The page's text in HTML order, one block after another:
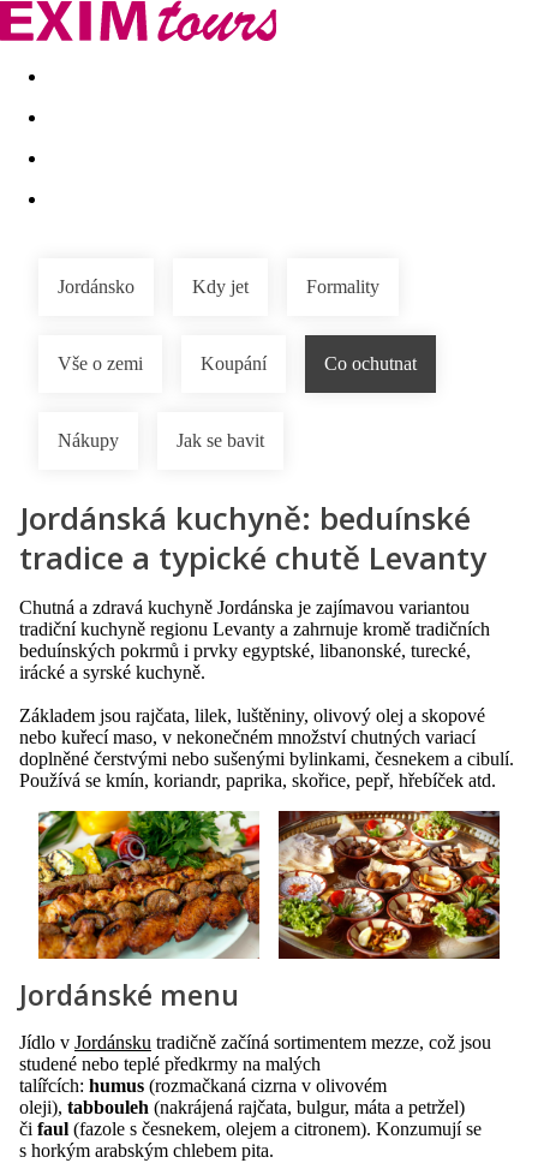
Akční nabídky Last minute
Jordánsko Kdy jet Formality
Vše o zemi Koupání Co ochutnat
Nákupy Jak se bavit
Jordánská kuchyně: beduínské
tradice a typické chutě Levanty
Chutná a zdravá kuchyně Jordánska je zajímavou variantou
tradiční kuchyně regionu Levanty a zahrnuje kromě tradičních
beduínských pokrmů i prvky egyptské, libanonské, turecké,
irácké a syrské kuchyně.
Základem jsou rajčata, lilek, luštěniny, olivový olej a skopové
nebo kuřecí maso, v nekonečném množství chutných variací
doplněné čerstvými nebo sušenými bylinkami, česnekem a cibulí.
Používá se kmín, koriandr, paprika, skořice, pepř, hřebíček atd.
Jordánské menu
Jídlo v Jordánsku tradičně začíná sortimentem mezze, což jsou
studené nebo teplé předkrmy na malých
talířcích: humus (rozmačkaná cizrna v olivovém
oleji), tabbouleh (nakrájená rajčata, bulgur, máta a petržel)
či faul (fazole s česnekem, olejem a citronem). Konzumují se
s horkým arabským chlebem pita.